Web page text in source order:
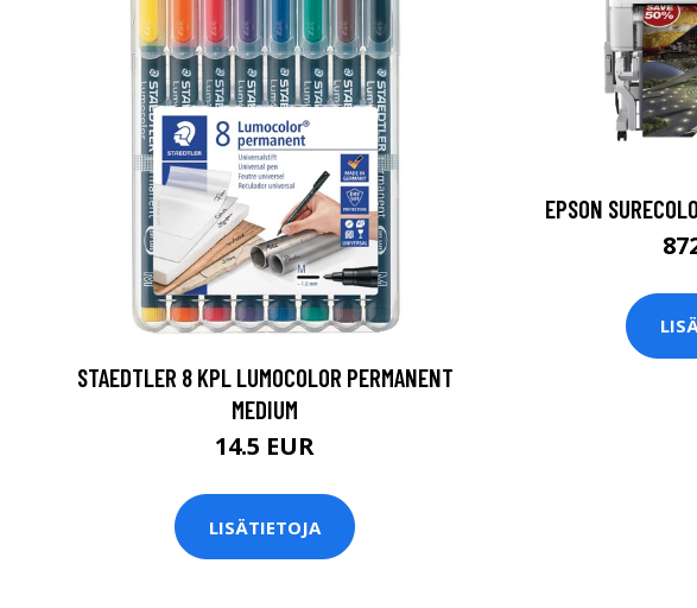
STAEDTLER 8 KPL LUMOCOLOR PERMANENT
MEDIUM
14.5 EUR
LISÄTIETOJA
EPSON